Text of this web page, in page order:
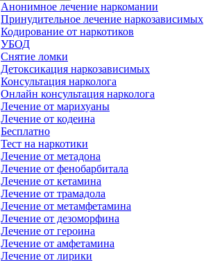
Анонимное лечение наркомании
Принудительное лечение наркозависимых
Кодирование от наркотиков
УБОД
Снятие ломки
Детоксикация наркозависимых
Консультация нарколога
Онлайн консультация нарколога
Лечение от марихуаны
Лечение от кодеина
Бесплатно
Тест на наркотики
Лечение от метадона
Лечение от фенобарбитала
Лечение от кетамина
Лечение от трамадола
Лечение от метамфетамина
Лечение от дезоморфина
Лечение от героина
Лечение от амфетамина
Лечение от лирики